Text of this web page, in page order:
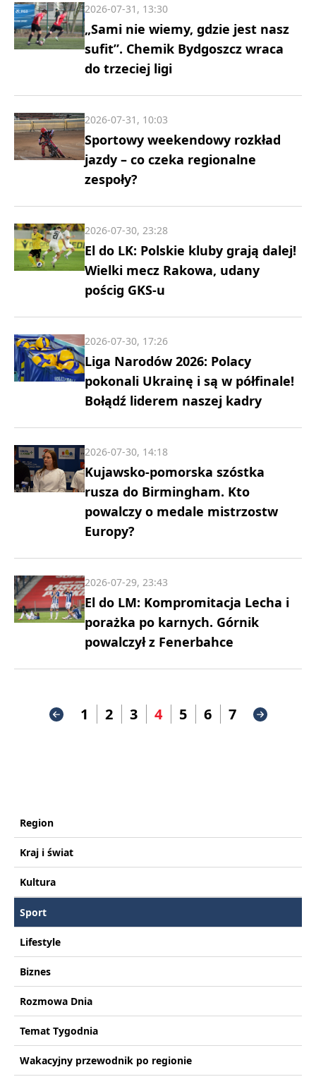
„Sami nie wiemy, gdzie jest nasz
sufit”. Chemik Bydgoszcz wraca
do trzeciej ligi
2026-07-31, 13:30
Sportowy weekendowy rozkład
jazdy – co czeka regionalne
zespoły?
2026-07-31, 10:03
El do LK: Polskie kluby grają dalej!
Wielki mecz Rakowa, udany
pościg GKS-u
2026-07-30, 23:28
Liga Narodów 2026: Polacy
pokonali Ukrainę i są w półfinale!
Bołądź liderem naszej kadry
2026-07-30, 17:26
Kujawsko-pomorska szóstka
rusza do Birmingham. Kto
powalczy o medale mistrzostw
Europy?
2026-07-30, 14:18
El do LM: Kompromitacja Lecha i
porażka po karnych. Górnik
powalczył z Fenerbahce
2026-07-29, 23:43
1 2 3 4 5 6 7
Region
Kraj i świat
Kultura
Sport
Lifestyle
Biznes
Rozmowa Dnia
Temat Tygodnia
Wakacyjny przewodnik po regionie